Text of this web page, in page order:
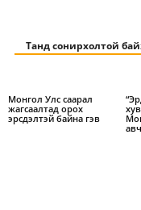
Танд сонирхолтой
Монгол Улс саарал
жагсаалтад орох
эрсдэлтэй байна гэв